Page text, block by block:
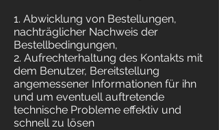
1. Abwicklung von Bestellungen,
nachträglicher Nachweis der
Bestellbedingungen,
2. Aufrechterhaltung des Kontakts mit
dem Benutzer, Bereitstellung
angemessener Informationen für ihn
und um eventuell auftretende
technische Probleme effektiv und
schnell zu lösen